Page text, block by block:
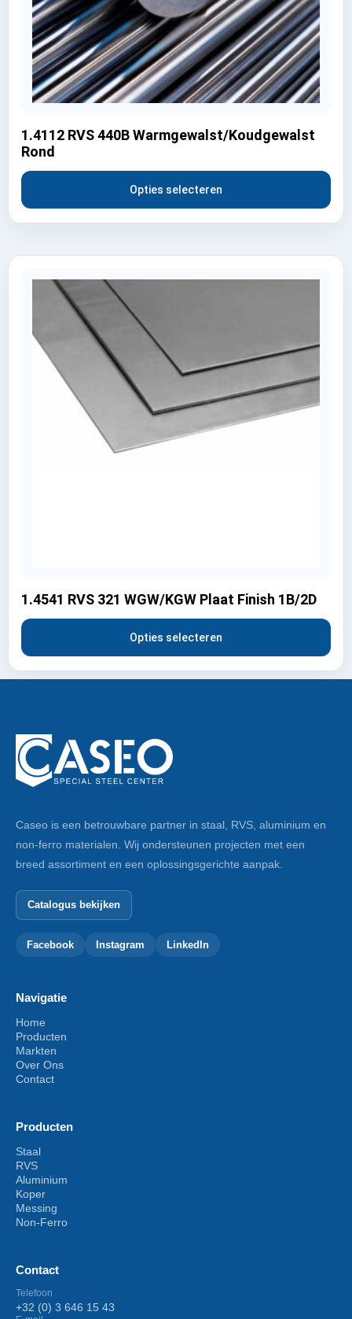
1.4112 RVS 440B Warmgewalst/Koudgewalst
Rond
Opties selecteren
1.4541 RVS 321 WGW/KGW Plaat Finish 1B/2D
Opties selecteren
Caseo is een betrouwbare partner in staal, RVS, aluminium en
non-ferro materialen. Wij ondersteunen projecten met een
breed assortiment en een oplossingsgerichte aanpak.
Catalogus bekijken
Facebook Instagram LinkedIn
Navigatie
Home
Producten
Markten
Over Ons
Contact
Producten
Staal
RVS
Aluminium
Koper
Messing
Non-Ferro
Contact
Telefoon
+32 (0) 3 646 15 43